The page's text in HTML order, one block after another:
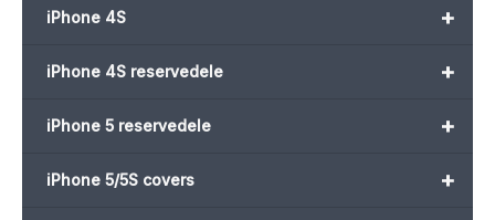
+
iPhone 4S
+
iPhone 4S reservedele
+
iPhone 5 reservedele
+
iPhone 5/5S covers